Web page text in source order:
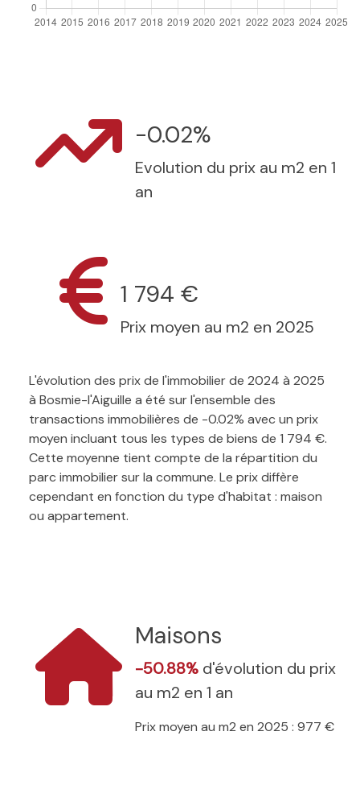
-0.02%
Evolution du prix au m2 en 1
an
1 794 €
Prix moyen au m2 en 2025
L'évolution des prix de l'immobilier de 2024 à 2025
à Bosmie-l'Aiguille a été sur l'ensemble des
transactions immobilières de -0.02% avec un prix
moyen incluant tous les types de biens de 1 794 €.
Cette moyenne tient compte de la répartition du
parc immobilier sur la commune. Le prix diffère
cependant en fonction du type d'habitat : maison
ou appartement.
Maisons
-50.88% d'évolution du prix
au m2 en 1 an
Prix moyen au m2 en 2025 : 977 €